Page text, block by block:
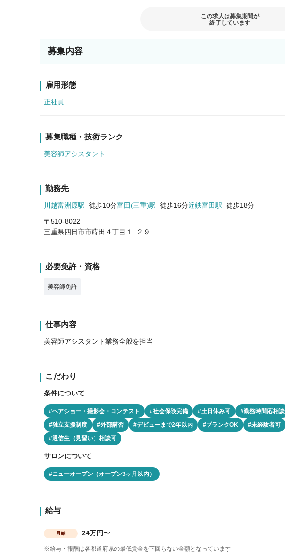
この求人は募集期間が
終了しています
募集内容
雇用形態
正社員
募集職種・技術ランク
美容師アシスタント
勤務先
川越富洲原駅 徒歩10分富田(三重)駅 徒歩16分近鉄富田駅 徒歩18分
〒510-8022
三重県四日市市蒔田４丁目１−２９
必要免許・資格
美容師免許
仕事内容
美容師アシスタント業務全般を担当
こだわり
条件について
#ヘアショー・撮影会・コンテスト #社会保険完備 #土日休み可 #勤務時間応相談
#独立支援制度
#外部講習 #デビューまで2年以内 #ブランクOK #未経験者可
#通信生（見習い）相談可
サロンについて
#ニューオープン（オープン3ヶ月以内）
給与
月給 24万円〜
※給与・報酬は各都道府県の最低賃金を下回らない金額となっています